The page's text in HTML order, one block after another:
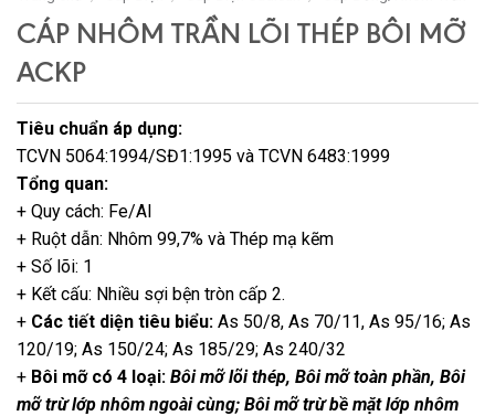
CÁP NHÔM TRẦN LÕI THÉP BÔI MỠ
ACKP
Tiêu chuẩn áp dụng:
TCVN 5064:1994/SĐ1:1995 và TCVN 6483:1999
Tổng quan:
+ Quy cách: Fe/Al
+ Ruột dẫn: Nhôm 99,7% và Thép mạ kẽm
+ Số lõi: 1
+ Kết cấu: Nhiều sợi bện tròn cấp 2.
+ Các tiết diện tiêu biểu: As 50/8, As 70/11, As 95/16; As
120/19; As 150/24; As 185/29; As 240/32
+ Bôi mỡ có 4 loại: Bôi mỡ lõi thép, Bôi mỡ toàn phần, Bôi
mỡ trừ lớp nhôm ngoài cùng; Bôi mỡ trừ bề mặt lớp nhôm